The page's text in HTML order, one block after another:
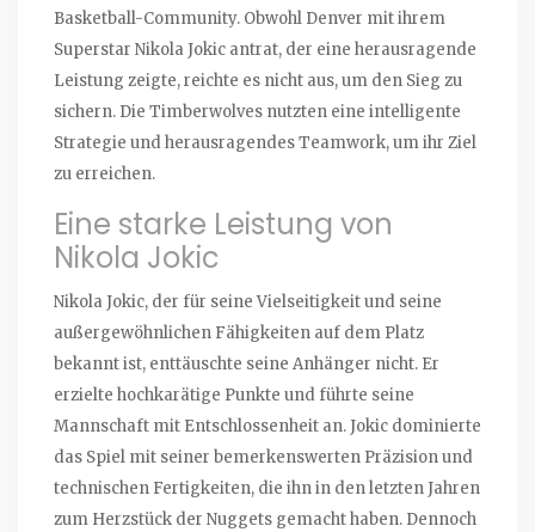
Basketball-Community. Obwohl Denver mit ihrem
Superstar Nikola Jokic antrat, der eine herausragende
Leistung zeigte, reichte es nicht aus, um den Sieg zu
sichern. Die Timberwolves nutzten eine intelligente
Strategie und herausragendes Teamwork, um ihr Ziel
zu erreichen.
Eine starke Leistung von
Nikola Jokic
Nikola Jokic, der für seine Vielseitigkeit und seine
außergewöhnlichen Fähigkeiten auf dem Platz
bekannt ist, enttäuschte seine Anhänger nicht. Er
erzielte hochkarätige Punkte und führte seine
Mannschaft mit Entschlossenheit an. Jokic dominierte
das Spiel mit seiner bemerkenswerten Präzision und
technischen Fertigkeiten, die ihn in den letzten Jahren
zum Herzstück der Nuggets gemacht haben. Dennoch